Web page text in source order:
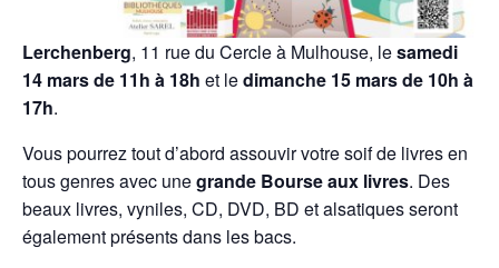
Lerchenberg, 11 rue du Cercle à Mulhouse, lesamedi
14 mars de 11h à 18h et ledimanche 15 mars de 10h à
17h.
Vous pourrez tout d’abord assouvir votre soif de livres en
tous genres avec unegrande Bourse aux livres. Des
beaux livres, vyniles, CD, DVD, BD et alsatiques seront
également présents dans les bacs.